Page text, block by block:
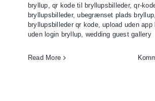
bryllup,qr kode til bryllupsbilleder,qr-
bryllupsbilleder,ubegrænset plads bryllup,
bryllupsbilleder qr kode,upload uden app
uden login bryllup, wedding guest gallery
Read More